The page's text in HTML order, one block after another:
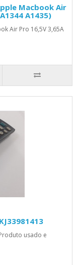
Macbook Air
A1435)
Air Pro 16,5V 3,65A
usado e